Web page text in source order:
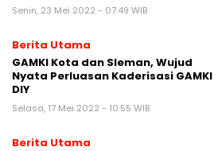
Senin, 23 Mei 2022 - 07:49 WIB
Berita Utama
GAMKI Kota dan Sleman, Wujud
Nyata Perluasan Kaderisasi GAMKI
DIY
Selasa, 17 Mei 2022 - 10:55 WIB
Berita Utama